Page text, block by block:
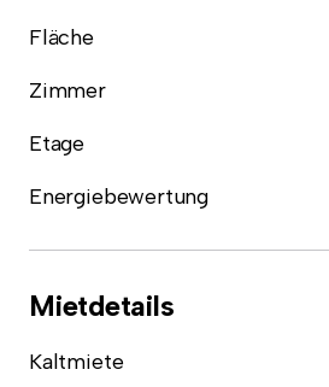
Fläche
Zimmer
Etage
Energiebewertung
Mietdetails
Kaltmiete